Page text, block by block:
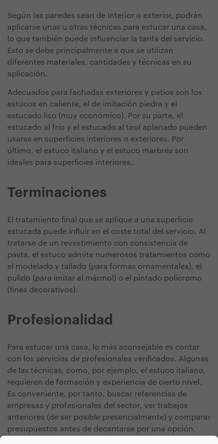
Según las paredes sean de interior o exterior, podrán
aplicarse unas u otras técnicas para estucar una casa,
lo que también puede influenciar la tarifa del servicio.
Esto se debe principalmente a que se utilizan
diferentes materiales, cantidades y técnicas en su
aplicación.
Adecuados para fachadas exteriores y patios son los
estucos en caliente, el de imitación piedra y el
estucado liso (muy económico). Por su parte, el
estucado al frío y el estucado al tirol aplanado pueden
usarse en superficies interiores o exteriores. Por
último, el estuco italiano y el estuco marbrés son
ideales para superficies interiores.
Terminaciones
El tratamiento final que se aplique a una superficie
estucada puede influir en el coste total del servicio. Al
tratarse de un revestimiento con consistencia de
pasta, el estuco admite numerosos tratamientos como
el modelado y tallado (para formas ornamentales), el
pulido (para imitar al mármol) o el pintado polícromo
(fines decorativos).
Profesionalidad
Para estucar una casa, lo más aconsejable es contar
con los servicios de profesionales verificados. Algunas
de las técnicas, como, por ejemplo, el estuco italiano,
requieren de formación y experiencia de cierto nivel.
Es conveniente, por tanto, buscar referencias de
empresas y profesionales del sector, ver trabajos
anteriores (de ser posible presencialmente) y comparar
presupuestos antes de decantarse por una opción.